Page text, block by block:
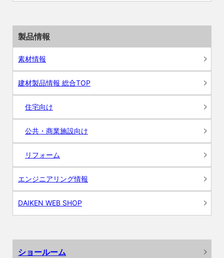
製品情報
素材情報
建材製品情報 総合TOP
住宅向け
公共・商業施設向け
リフォーム
エンジニアリング情報
DAIKEN WEB SHOP
ショールーム